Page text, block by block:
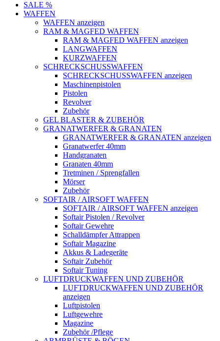
SALE %
WAFFEN
WAFFEN anzeigen
RAM & MAGFED WAFFEN
RAM & MAGFED WAFFEN anzeigen
LANGWAFFEN
KURZWAFFEN
SCHRECKSCHUSSWAFFEN
SCHRECKSCHUSSWAFFEN anzeigen
Maschinenpistolen
Pistolen
Revolver
Zubehör
GEL BLASTER & ZUBEHÖR
GRANATWERFER & GRANATEN
GRANATWERFER & GRANATEN anzeigen
Granatwerfer 40mm
Handgranaten
Granaten 40mm
Tretminen / Sprengfallen
Mörser
Zubehör
SOFTAIR / AIRSOFT WAFFEN
SOFTAIR / AIRSOFT WAFFEN anzeigen
Softair Pistolen / Revolver
Softair Gewehre
Schalldämpfer Attrappen
Softair Magazine
Akkus & Ladegeräte
Softair Zubehör
Softair Tuning
LUFTDRUCKWAFFEN UND ZUBEHÖR
LUFTDRUCKWAFFEN UND ZUBEHÖR
anzeigen
Luftpistolen
Luftgewehre
Magazine
Zubehör /Pflege